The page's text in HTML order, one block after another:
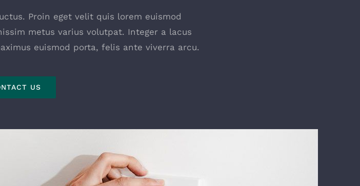
Proin eget velit quis lorem euismod
metus varius volutpat. Integer a lacus
euismod porta, felis ante viverra arcu.
US